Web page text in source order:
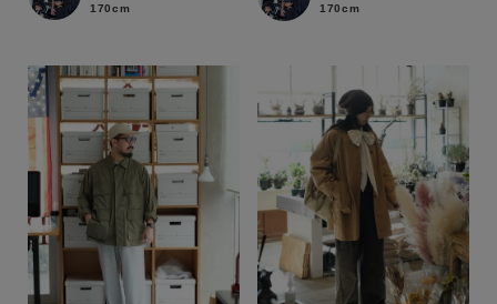
性別
MENS LADIES KIDS
カテゴリ
サイズ
170cm
170cm